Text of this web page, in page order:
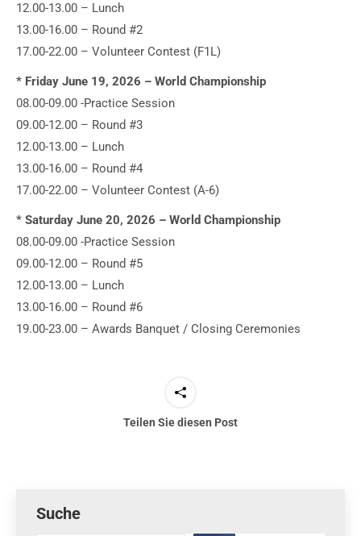
12.00-13.00 – Lunch
13.00-16.00 – Round #2
17.00-22.00 – Volunteer Contest (F1L)
* Friday June 19, 2026 – World Championship
08.00-09.00 -Practice Session
09.00-12.00 – Round #3
12.00-13.00 – Lunch
13.00-16.00 – Round #4
17.00-22.00 – Volunteer Contest (A-6)
* Saturday June 20, 2026 – World Championship
08.00-09.00 -Practice Session
09.00-12.00 – Round #5
12.00-13.00 – Lunch
13.00-16.00 – Round #6
19.00-23.00 – Awards Banquet / Closing Ceremonies
Teilen Sie diesen Post
Suche